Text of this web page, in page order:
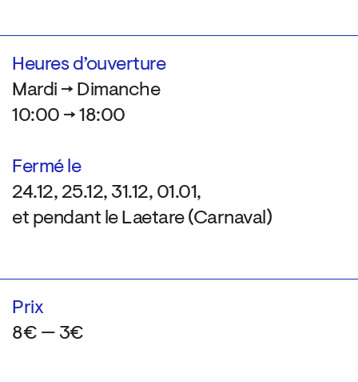
Heures d’ouverture
Mardi → Dimanche
10:00 → 18:00
Fermé le
24.12, 25.12, 31.12, 01.01,
et pendant le Laetare (Carnaval)
Prix
8€ — 3€